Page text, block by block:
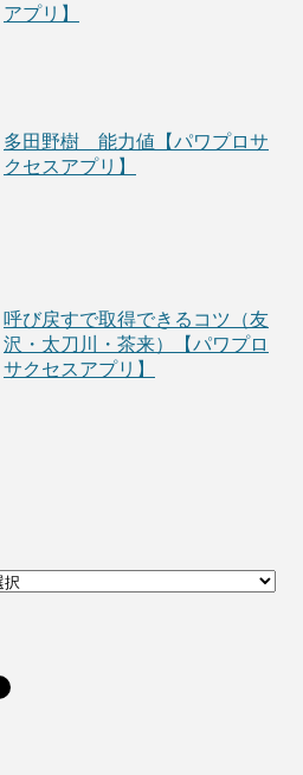
アプリ】
多田野樹 能力値【パワプロサ
クセスアプリ】
呼び戻すで取得できるコツ（友
沢・太刀川・茶来）【パワプロ
サクセスアプリ】